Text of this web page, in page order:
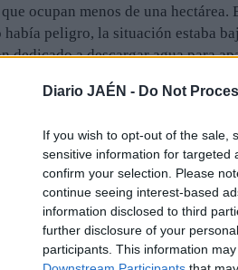
Diario JAÉN - Do Not
If you wish to opt-out of the sale,
sensitive information for targeted
confirm your selection. Please
continue seeing interest-based
information disclosed to third
further disclosure of your
participants. This information
ocupan menos de una
había peligro, la situación estaba
dedicado a descargar agua para
tierra, formados por dos
bomba de agua.
lo largo de la orilla del riachuelo,
en un área próxima a la
en los vecinos montes
de Cardeña-Montoro, en
tiene una importante población.
se desconocen las causas de
llamamiento a la precaución y